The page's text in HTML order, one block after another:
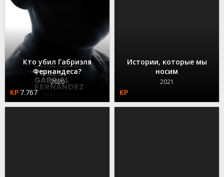
Кто убил Габриэля
Фернандеса?
2020
7.767
Истории, которые мы
носим
2021